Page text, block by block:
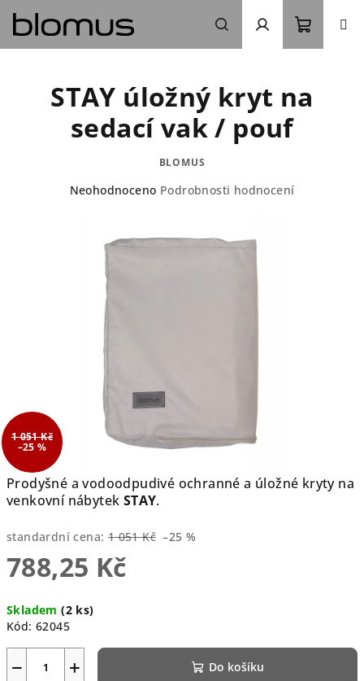
obsah
Hledat Přihlášení
košík
Prodyšné a vodoodpudivé ochranné a úložné kryty na
venkovní nábytek STAY.
standardní cena: 1 051 Kč –25 %
788,25 Kč
cena:
Skladem(2 ks)
Kód: 62045
+
− Do košíku
STAY úložný kryt na
sedací vak / pouf
BLOMUS
Průměrné
hvězdiček.
Neohodnoceno Podrobnosti hodnocení
1 051 Kč
–25 %